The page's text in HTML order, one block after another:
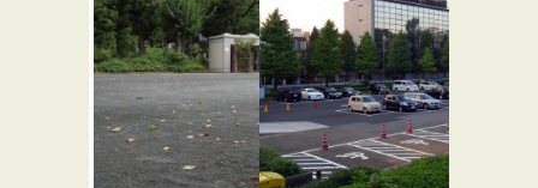
参宮橋門
駐車場横多
目的トイ
レ